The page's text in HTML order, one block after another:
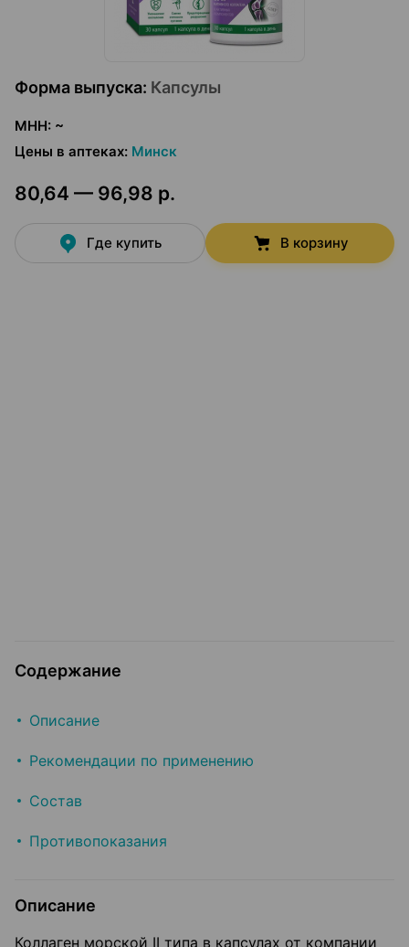
Форма выпуска: Капсулы
МНН: ~
Цены в аптеках: Минск
80,64 — 96,98 р.
Где купить В корзину
Содержание
Описание
Рекомендации по применению
Состав
Противопоказания
Описание
Коллаген морской II типа в капсулах от компании